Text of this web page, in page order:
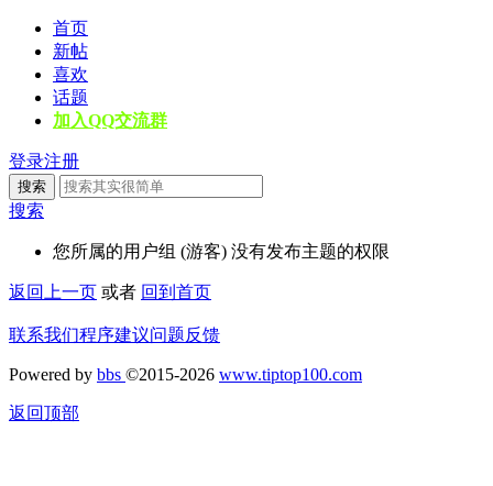
首页
新帖
喜欢
话题
加入QQ交流群
登录注册
搜索
搜索
您所属的用户组 (游客) 没有发布主题的权限
返回上一页 或者 回到首页
联系我们程序建议问题反馈
Powered by bbs ©2015-2026 www.tiptop100.com
返回顶部